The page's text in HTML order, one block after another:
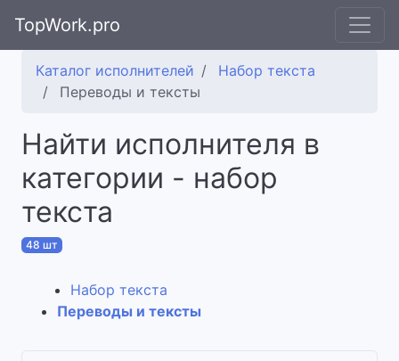
TopWork.pro
Каталог исполнителей
Набор текста
Переводы и тексты
Найти исполнителя в
категории - набор
текста
48 шт
Набор текста
Переводы и тексты